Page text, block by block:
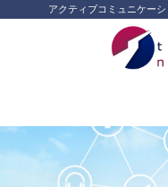
アクティブコミュニケー